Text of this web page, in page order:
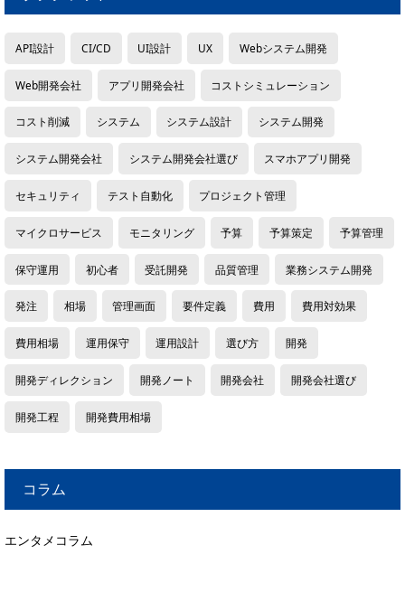
API設計 CI/CD UI設計 UX Webシステム開発
Web開発会社 アプリ開発会社 コストシミュレーション
コスト削減 システム システム設計 システム開発
システム開発会社 システム開発会社選び スマホアプリ開発
セキュリティ テスト自動化 プロジェクト管理
マイクロサービス モニタリング 予算 予算策定 予算管理
保守運用 初心者 受託開発 品質管理 業務システム開発
発注 相場 管理画面 要件定義 費用 費用対効果
費用相場 運用保守 運用設計 選び方 開発
開発ディレクション 開発ノート 開発会社 開発会社選び
開発工程 開発費用相場
コラム
エンタメコラム